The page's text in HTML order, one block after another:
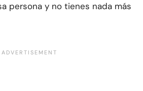
persona y no tienes nada más